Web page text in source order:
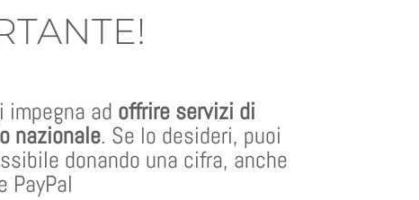
impegna ad offrire servizi di
nazionale. Se lo desideri, puoi
donando una cifra, anche
PayPal